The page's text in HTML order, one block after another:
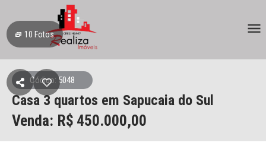
10 Fotos
Código: 5048
Casa 3 quartos em Sapucaia do Sul
Venda: R$ 450.000,00